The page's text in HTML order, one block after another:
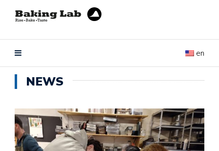
en
NEWS